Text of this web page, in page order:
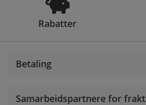
Rabatter
Betaling
Samarbeidspartnere for frakt